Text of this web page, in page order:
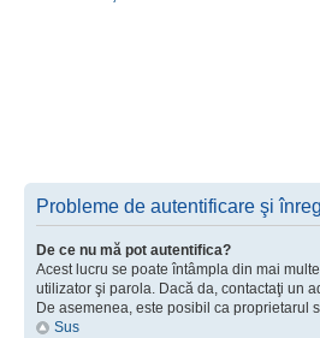
Probleme de autentificare şi
De ce nu mă pot autentifica?
Acest lucru se poate întâmpla din mai
utilizator şi parola. Dacă da, contactaţi un
De asemenea, este posibil ca proprietarul
Sus